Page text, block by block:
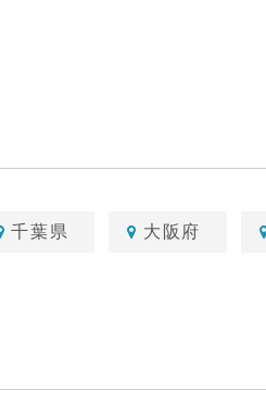
千葉県 大阪府